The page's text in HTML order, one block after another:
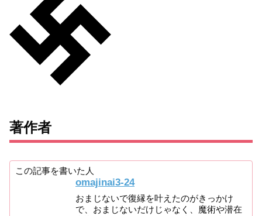
著作者
この記事を書いた人
omajinai3-24
おまじないで復縁を叶えたのがきっかけ
で、おまじないだけじゃなく、魔術や潜在